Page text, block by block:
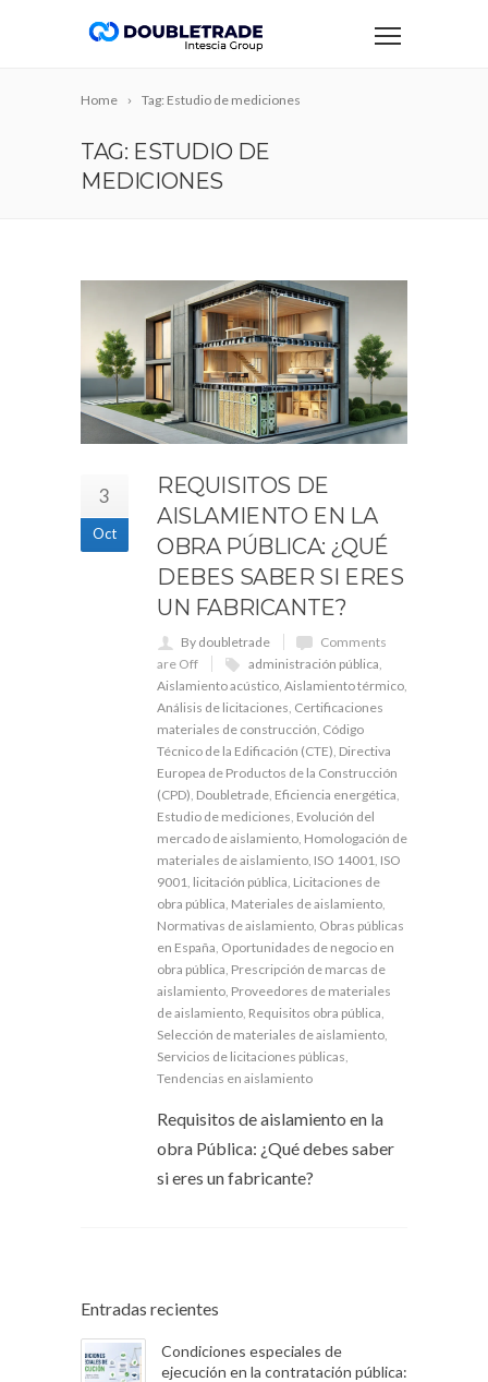
Home Tag: Estudio de mediciones
TAG: ESTUDIO DE
MEDICIONES
3
Oct
REQUISITOS DE
AISLAMIENTO EN LA
OBRA PÚBLICA: ¿QUÉ
DEBES SABER SI ERES
UN FABRICANTE?
By doubletrade
Comments
are Off
administración pública,
Aislamiento acústico, Aislamiento térmico,
Análisis de licitaciones, Certificaciones
materiales de construcción, Código
Técnico de la Edificación (CTE), Directiva
Europea de Productos de la Construcción
(CPD), Doubletrade, Eficiencia energética,
Estudio de mediciones, Evolución del
mercado de aislamiento, Homologación de
materiales de aislamiento, ISO 14001, ISO
9001, licitación pública, Licitaciones de
obra pública, Materiales de aislamiento,
Normativas de aislamiento, Obras públicas
en España, Oportunidades de negocio en
obra pública, Prescripción de marcas de
aislamiento, Proveedores de materiales
de aislamiento, Requisitos obra pública,
Selección de materiales de aislamiento,
Servicios de licitaciones públicas,
Tendencias en aislamiento
Requisitos de aislamiento en la
obra Pública: ¿Qué debes saber
si eres un fabricante?
Entradas recientes
Condiciones especiales de
ejecución en la contratación pública: